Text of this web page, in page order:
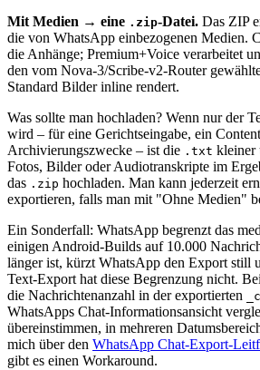
Mit Medien → eine .zip-Datei. Das ZIP
die von WhatsApp einbezogenen Medien.
die Anhänge; Premium+Voice verarbeitet
den vom Nova-3/Scribe-v2-Router
Standard Bilder inline rendert.
Was sollte man hochladen? Wenn nur der
wird – für eine Gerichtseingabe, ein
Archivierungszwecke – ist die .txt kleiner
Fotos, Bilder oder Audiotranskripte im
das .zip hochladen. Man kann jederzeit
exportieren, falls man mit "Ohne Medien"
Ein Sonderfall: WhatsApp begrenzt das
einigen Android-Builds auf 10.000
länger ist, kürzt WhatsApp den Export still
Text-Export hat diese Begrenzung nicht.
die Nachrichtenanzahl in der exportierten
WhatsApps Chat-Informationsansicht
übereinstimmen, in mehreren
mich über den WhatsApp Chat-Export-
gibt es einen Workaround.